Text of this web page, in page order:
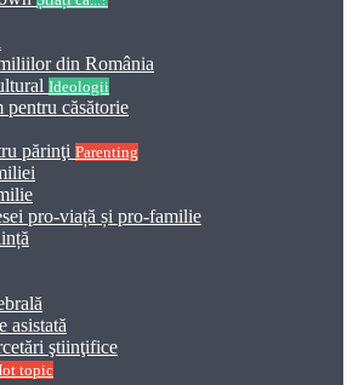
din România
Ideologii
pentru căsătorie
părinţi Parenting
pro-viață și pro-familie
asistată
ştiinţifice
topic